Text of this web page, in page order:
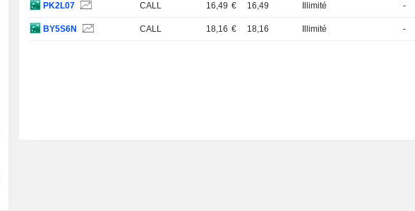
PK2L07 CALL 16,49 € 16,49 Illimité -
BY5S6N CALL 18,16 € 18,16 Illimité -